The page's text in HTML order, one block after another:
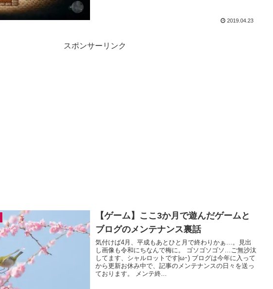
2019.04.23
スポンサーリンク
【ゲーム】ここ3か月で遊んだゲームと
ブログのメンテナンス裏話
気付けば4月、平成もあとひと月で終わりかぁ…。見出
し画像も令和にちなんで梅に。 ゴソゴソゴソ…ご無沙汰
してます、シャルロットです|ω･) ブログは今年に入って
から更新お休み中で、記事のメンテナンスの日々を送っ
ております。 メンテ終...